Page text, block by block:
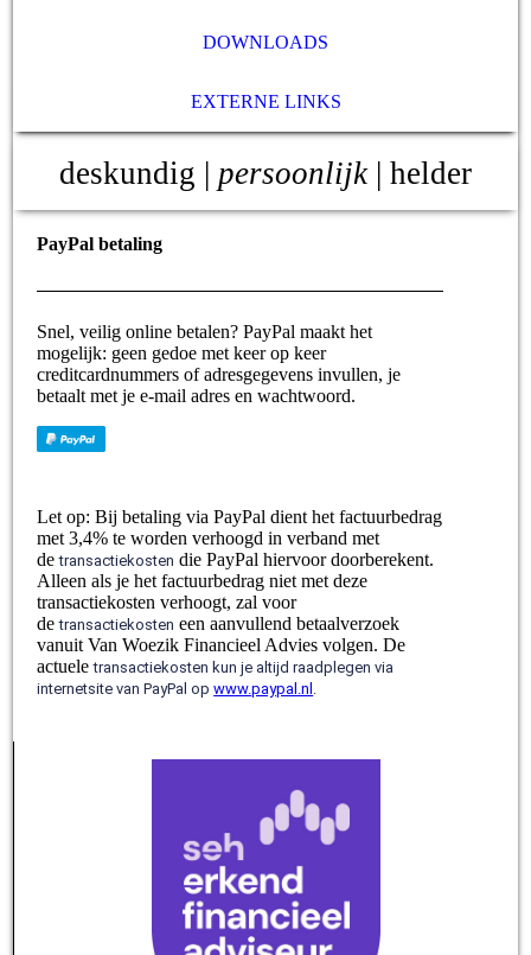
DOWNLOADS
EXTERNE LINKS
deskundig | persoonlijk | helder
PayPal betaling
Snel, veilig online betalen? PayPal maakt het
mogelijk: geen gedoe met keer op keer
creditcardnummers of adresgegevens invullen, je
betaalt met je e-mail adres en wachtwoord.
Let op: Bij betaling via PayPal dient het factuurbedrag
met 3,4% te worden verhoogd in verband met
detransactiekosten die PayPal hiervoor doorberekent.
Alleen als je het factuurbedrag niet met deze
transactiekosten verhoogt, zal voor
detransactiekosten een aanvullend betaalverzoek
vanuit Van Woezik Financieel Advies volgen. De
actueletransactiekosten kun je altijd raadplegen via
internetsite van PayPal opwww.paypal.nl